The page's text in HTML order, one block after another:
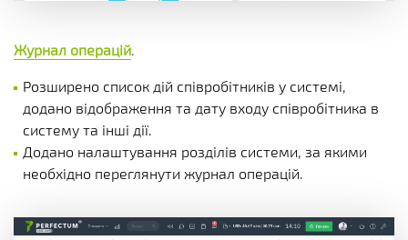
Журнал операцій.
Розширено список дій співробітників у системі,
додано відображення та дату входу співробітника в
систему та інші дії.
Додано налаштування розділів системи, за якими
необхідно переглянути журнал операцій.